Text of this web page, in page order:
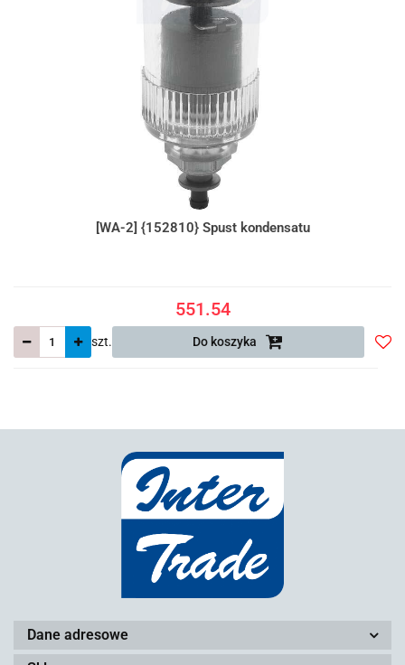
[WA-2] {152810} Spust kondensatu
551.54
szt. Do koszyka
Dane adresowe